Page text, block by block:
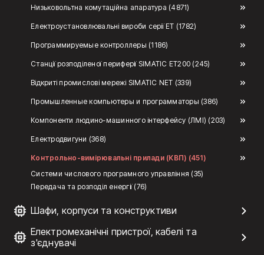
Низьковольтна комутаційна апаратура (4871)
Електроустановлювальні вироби серії ЕТ (1782)
Программируемые контроллеры (1186)
Станції розподіленої периферії SIMATIC ET200 (245)
Відкриті промислові мережі SIMATIC NET (339)
Промышленные компьютеры и программаторы (386)
Компоненти людино-машинного інтерфейсу (ЛМІ) (203)
Електродвигуни (368)
Контрольно-вимірювальні прилади (КВП) (451)
Системи числового програмного управління (35)
Передача та розподіл енергії (76)
Шафи, корпуси та конструктиви
Електромеханічні пристрої, кабелі та
з'єднувачі